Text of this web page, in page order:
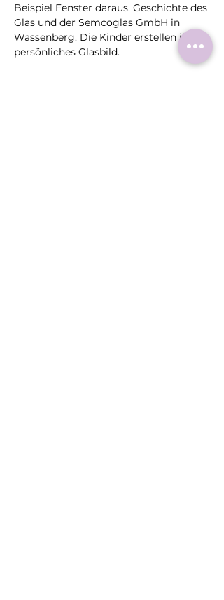
Beispiel Fenster daraus. Geschichte des
Glas und der Semcoglas GmbH in
Wassenberg. Die Kinder erstellen ihr
persönliches Glasbild.